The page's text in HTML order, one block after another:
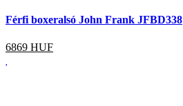
Férfi boxeralsó John Frank JFBD338
6869 HUF